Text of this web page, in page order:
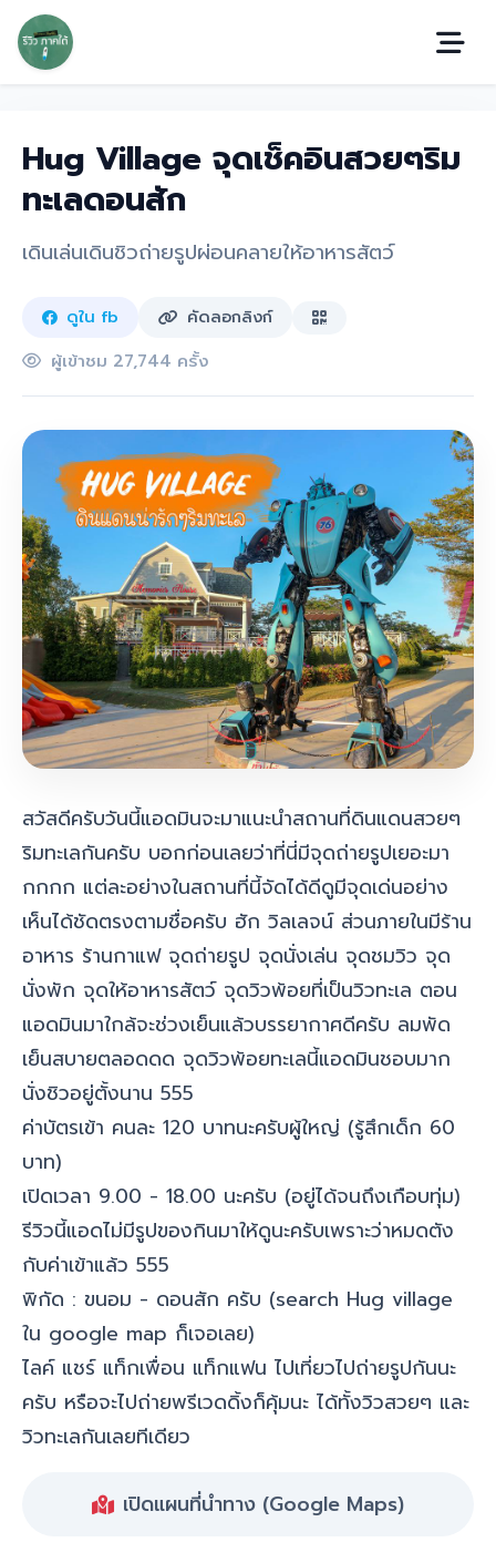
Hug Village จุดเช็คอินสวยๆริม
ทะเลดอนสัก
เดินเล่นเดินชิวถ่ายรูปผ่อนคลายให้อาหารสัตว์
ดูใน fb คัดลอกลิงก์
ผู้เข้าชม 27,744 ครั้ง
สวัสดีครับวันนี้แอดมินจะมาแนะนำสถานที่ดินแดนสวยๆ
ริมทะเลกันครับ บอกก่อนเลยว่าที่นี่มีจุดถ่ายรูปเยอะมา
กกกก แต่ละอย่างในสถานที่นี้จัดได้ดีดูมีจุดเด่นอย่าง
เห็นได้ชัดตรงตามชื่อครับ ฮัก วิลเลจน์ ส่วนภายในมีร้าน
อาหาร ร้านกาแฟ จุดถ่ายรูป จุดนั่งเล่น จุดชมวิว จุด
นั่งพัก จุดให้อาหารสัตว์ จุดวิวพ้อยที่เป็นวิวทะเล ตอน
แอดมินมาใกล้จะช่วงเย็นแล้วบรรยากาศดีครับ ลมพัด
เย็นสบายตลอดดด จุดวิวพ้อยทะเลนี้แอดมินชอบมาก
นั่งชิวอยู่ตั้งนาน 555
ค่าบัตรเข้า คนละ 120 บาทนะครับผู้ใหญ่ (รู้สึกเด็ก 60
บาท)
เปิดเวลา 9.00 - 18.00 นะครับ (อยู่ได้จนถึงเกือบทุ่ม)
รีวิวนี้แอดไม่มีรูปของกินมาให้ดูนะครับเพราะว่าหมดตัง
กับค่าเข้าแล้ว 555
พิกัด : ขนอม - ดอนสัก ครับ (search Hug village
ใน google map ก็เจอเลย)
ไลค์ แชร์ แท็กเพื่อน แท็กแฟน ไปเที่ยวไปถ่ายรูปกันนะ
ครับ หรือจะไปถ่ายพรีเวดดิ้งก็คุ้มนะ ได้ทั้งวิวสวยๆ และ
วิวทะเลกันเลยทีเดียว
เปิดแผนที่นำทาง (Google Maps)